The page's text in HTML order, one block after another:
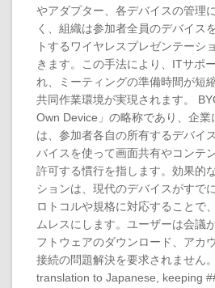
やアダプター、各デバイスの管理
く、組織は参加者全員のデバイス
トするワイヤレスプレゼンテーシ
きます。この手法により、ITサポ
れ、ミーティングの準備時間が短
共同作業環境が実現されます。
Own Device」の略称であり、企
は、参加者各自の所有するデバイ
バイスを使って画面共有やコンテ
許可する慣行を指します。効果的
ションは、現代のデバイスがすで
ロトコルや規格に対応することで
ムレスにします。ユーザーは会議
フトウェアのダウンロード、アカ
接続の問題解決を要求されません
translation to Japanese, keeping